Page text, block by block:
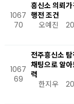
1067
70
흥신소 의뢰
행전 조건
오예진
1067
69
전주흥신소
채팅으로 알
력
한지우